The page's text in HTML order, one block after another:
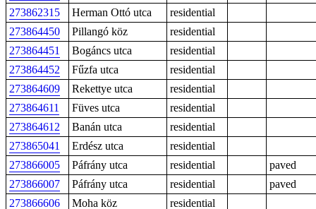
273862315
Herman Ottó utca
residential
273864450
Pillangó köz
residential
273864451
Bogáncs utca
residential
273864452
Fűzfa utca
residential
273864609
Rekettye utca
residential
273864611
Füves utca
residential
273864612
Banán utca
residential
273865041
Erdész utca
residential
273866005
Páfrány utca residential
paved
273866007
Páfrány utca residential
paved
273866606
Moha köz
residential